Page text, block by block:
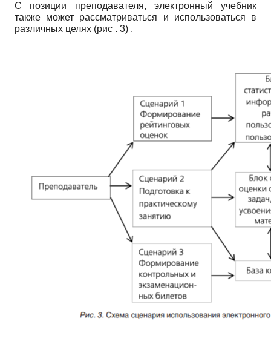
С позиции преподавателя, электронный учебник
также может рассматриваться и использоваться в
различных целях (рис . 3) .